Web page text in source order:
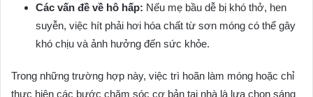
Các vấn đề về hô hấp: Nếu mẹ bầu dễ bị khó thở, hen
suyễn, việc hít phải hơi hóa chất từ sơn móng có thể gây
khó chịu và ảnh hưởng đến sức khỏe.
Trong những trường hợp này, việc trì hoãn làm móng hoặc chỉ
thực hiện các bước chăm sóc cơ bản tại nhà là lựa chọn sáng